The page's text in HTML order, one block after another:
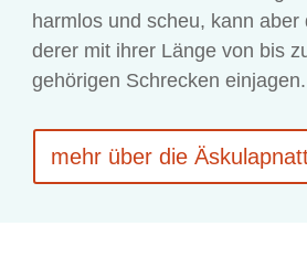
harm­los und scheu, kann
de­rer mit ih­rer Län­ge von bis
ge­hö­ri­gen Schre­cken einjagen.
mehr über die